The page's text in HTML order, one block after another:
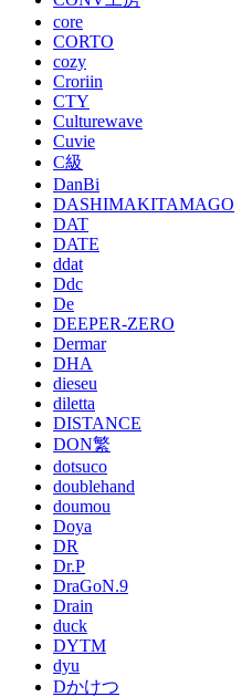
core
CORTO
cozy
Croriin
CTY
Culturewave
Cuvie
C級
DanBi
DASHIMAKITAMAGO
DAT
DATE
ddat
Ddc
De
DEEPER-ZERO
Dermar
DHA
dieseu
diletta
DISTANCE
DON繁
dotsuco
doublehand
doumou
Doya
DR
Dr.P
DraGoN.9
Drain
duck
DYTM
dyu
Dかけつ